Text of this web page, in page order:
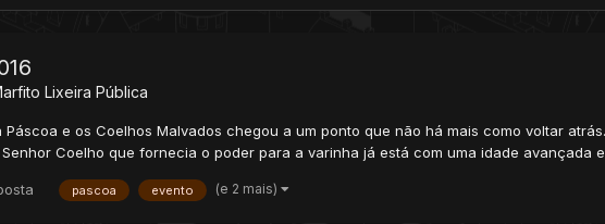
Lixeira Pública
e os Coelhos Malvados chegou a um ponto que não há mais como voltar
Coelho que fornecia o poder para a varinha já está com uma idade avançada e
pascoa evento (e 2 mais)